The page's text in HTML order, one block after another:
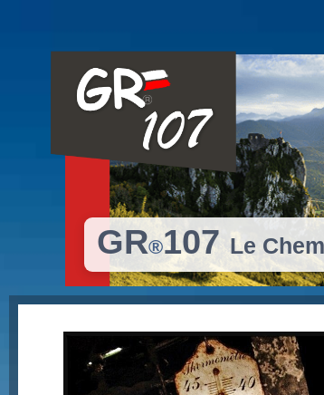
GR®107 Le